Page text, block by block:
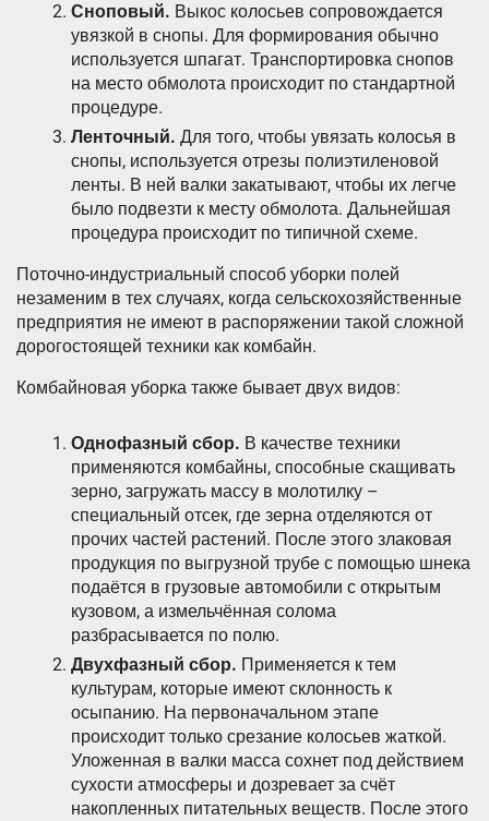
Сноповый. Выкос колосьев сопровождается
увязкой в снопы. Для формирования обычно
используется шпагат. Транспортировка снопов
на место обмолота происходит по стандартной
процедуре.
Ленточный. Для того, чтобы увязать колосья в
снопы, используется отрезы полиэтиленовой
ленты. В ней валки закатывают, чтобы их легче
было подвезти к месту обмолота. Дальнейшая
процедура происходит по типичной схеме.
Поточно-индустриальный способ уборки полей
незаменим в тех случаях, когда сельскохозяйственные
предприятия не имеют в распоряжении такой сложной
дорогостоящей техники как комбайн.
Комбайновая уборка также бывает двух видов:
Однофазный сбор. В качестве техники
применяются комбайны, способные скащивать
зерно, загружать массу в молотилку –
специальный отсек, где зерна отделяются от
прочих частей растений. После этого злаковая
продукция по выгрузной трубе с помощью шнека
подаётся в грузовые автомобили с открытым
кузовом, а измельчённая солома
разбрасывается по полю.
Двухфазный сбор. Применяется к тем
культурам, которые имеют склонность к
осыпанию. На первоначальном этапе
происходит только срезание колосьев жаткой.
Уложенная в валки масса сохнет под действием
сухости атмосферы и дозревает за счёт
накопленных питательных веществ. После этого